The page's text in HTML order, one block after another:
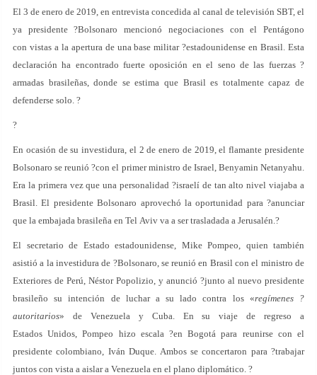
El 3 de enero de 2019, en entrevista concedida al canal de televisión SBT, el
ya presidente ?Bolsonaro mencionó negociaciones con el Pentágono
con vistas a la apertura de una base militar ?estadounidense en Brasil. Esta
declaración ha encontrado fuerte oposición en el seno de las fuerzas ?
armadas brasileñas, donde se estima que Brasil es totalmente capaz de
defenderse solo. ?
?
En ocasión de su investidura, el 2 de enero de 2019, el flamante presidente
Bolsonaro se reunió ?con el primer ministro de Israel, Benyamin Netanyahu.
Era la primera vez que una personalidad ?israelí de tan alto nivel viajaba a
Brasil. El presidente Bolsonaro aprovechó la oportunidad para ?anunciar
que la embajada brasileña en Tel Aviv va a ser trasladada a Jerusalén.?
El secretario de Estado estadounidense, Mike Pompeo, quien también
asistió a la investidura de ?Bolsonaro, se reunió en Brasil con el ministro de
Exteriores de Perú, Néstor Popolizio, y anunció ?junto al nuevo presidente
brasileño su intención de luchar a su lado contra los «regímenes ?
autoritarios» de Venezuela y Cuba. En su viaje de regreso a
Estados Unidos, Pompeo hizo escala ?en Bogotá para reunirse con el
presidente colombiano, Iván Duque. Ambos se concertaron para ?trabajar
juntos con vista a aislar a Venezuela en el plano diplomático. ?